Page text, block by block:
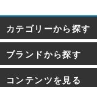
カテゴリーから探す
ブランドから探す
コンテンツを見る